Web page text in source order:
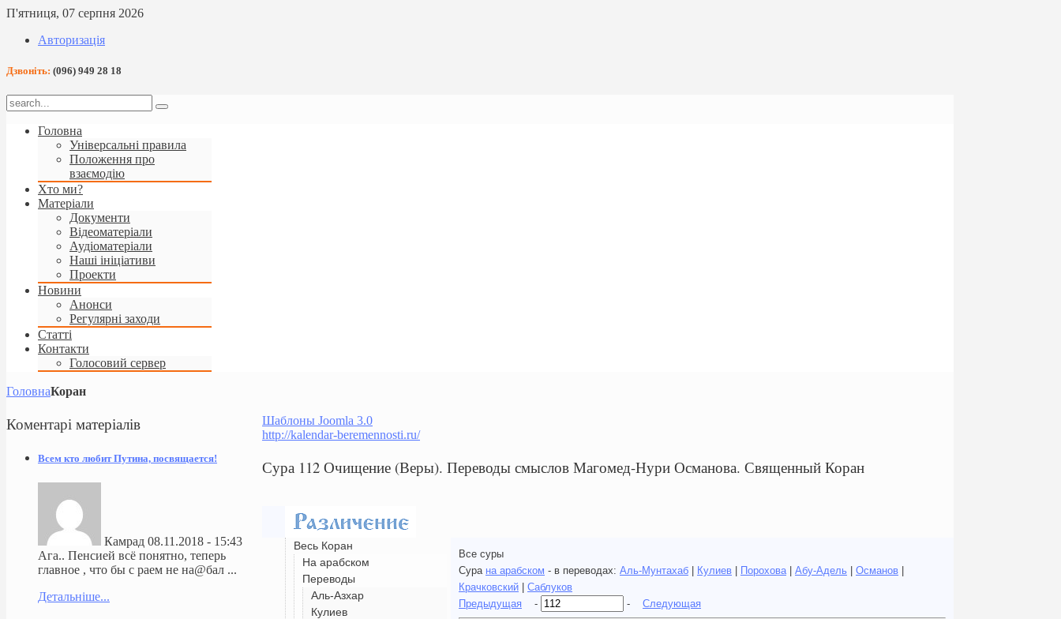
П'ятниця, 07 серпня 2026
Авторизація
Дзвоніть: (096) 949 28 18
Головна
Універсальні правила
Положення про
взаємодію
Хто ми?
Матеріали
Документи
Відеоматеріали
Аудіоматеріали
Наші ініціативи
Проекти
Новини
Анонси
Регулярні заходи
Статті
Контакти
Голосовий сервер
ГоловнаКоран
Шаблоны Joomla 3.0
http://kalendar-beremennosti.ru/
Сура 112 Очищение (Веры). Переводы смыслов Магомед-Нури Османова. Священный Коран
Весь Коран
На арабском
Переводы
Аль-Азхар
Кулиев
Все суры
Сура на арабском - в переводах: Аль-Мунтахаб | Кулиев | Порохова | Абу-Адель | Османов |
Крачковский | Саблуков
Предыдущая - - Следующая
Коментарі матеріалів
Всем кто любит Путина, посвящается!
Камрад 08.11.2018 - 15:43
Ага.. Пенсией всё понятно, теперь
главное , что бы с раем не на@бал ...
Детальніше...